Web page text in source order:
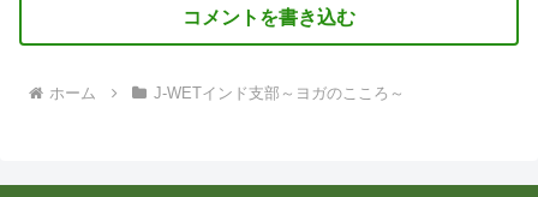
コメントを書き込む
ホーム J-WETインド支部～ヨガのこころ～